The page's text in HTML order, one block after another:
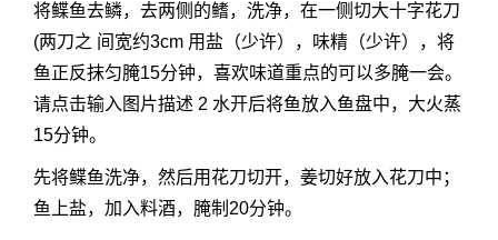
将鲽鱼去鳞，去两侧的鳍，洗净，在一侧切大十字花刀
(两刀之 间宽约3cm 用盐（少许），味精（少许），将
鱼正反抹匀腌15分钟，喜欢味道重点的可以多腌一会。
请点击输入图片描述 2 水开后将鱼放入鱼盘中，大火蒸
15分钟。
先将鲽鱼洗净，然后用花刀切开，姜切好放入花刀中；
鱼上盐，加入料酒，腌制20分钟。